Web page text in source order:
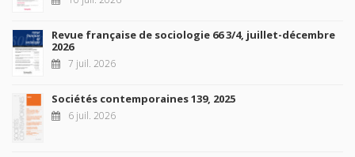
Revue française de sociologie 66 3/4, juillet-décembre
2026
7 juil. 2026
Sociétés contemporaines 139, 2025
6 juil. 2026